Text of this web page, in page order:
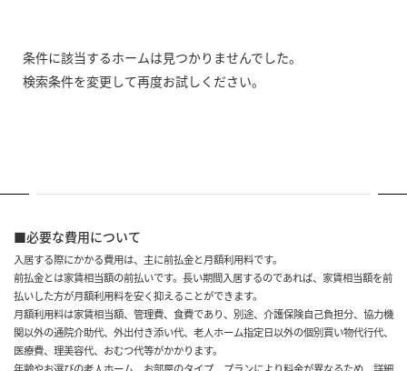
条件に該当するホームは見つかりませんでした。
検索条件を変更して再度お試しください。
■必要な費用について
入居する際にかかる費用は、主に前払金と月額利用料です。
前払金とは家賃相当額の前払いです。長い期間入居するのであれば、家賃相当額を前
払いした方が月額利用料を安く抑えることができます。
月額利用料は家賃相当額、管理費、食費であり、別途、介護保険自己負担分、協力機
関以外の通院介助代、外出付き添い代、老人ホーム指定日以外の個別買い物代行代、
医療費、理美容代、おむつ代等がかかります。